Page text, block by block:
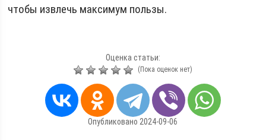
чтобы извлечь максимум пользы.
Оценка статьи:
(Пока оценок нет)
Опубликовано 2024-09-06